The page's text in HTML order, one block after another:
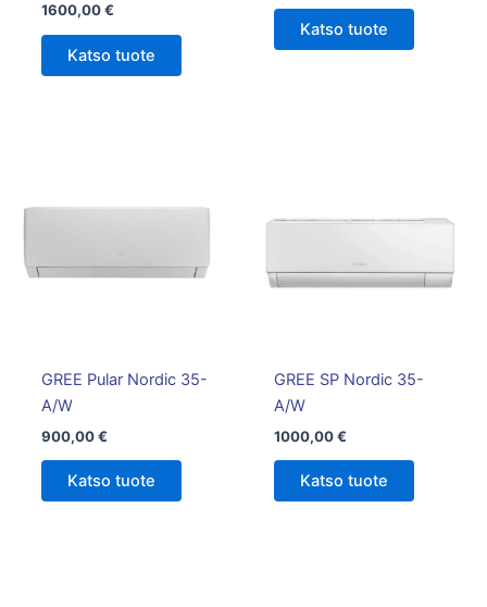
1600,00€
Katso tuote
Katso tuote
GREE Pular Nordic 35-
A/W
900,00€
Katso tuote
GREE SP Nordic 35-
A/W
1000,00€
Katso tuote